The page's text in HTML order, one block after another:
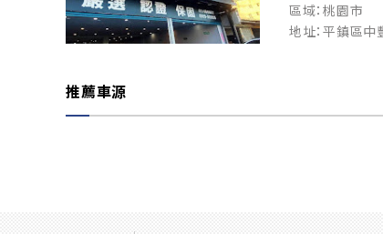
區域：桃園市
地址：平鎮區
推薦車源